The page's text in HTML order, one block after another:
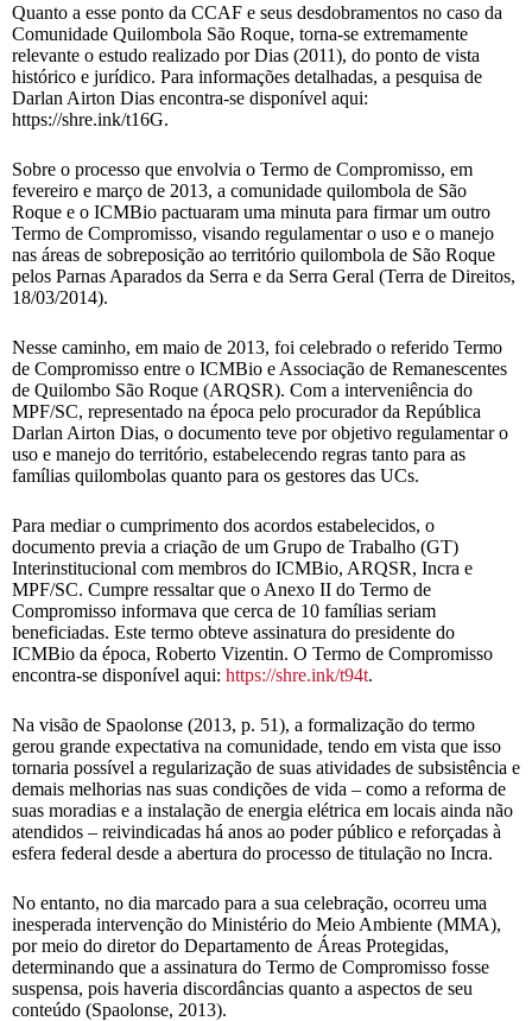
Quanto a esse ponto da CCAF e seus desdobramentos no caso da
Comunidade Quilombola São Roque, torna-se extremamente
relevante o estudo realizado por Dias (2011), do ponto de vista
histórico e jurídico. Para informações detalhadas, a pesquisa de
Darlan Airton Dias encontra-se disponível aqui:
https://shre.ink/t16G.
Sobre o processo que envolvia o Termo de Compromisso, em
fevereiro e março de 2013, a comunidade quilombola de São
Roque e o ICMBio pactuaram uma minuta para firmar um outro
Termo de Compromisso, visando regulamentar o uso e o manejo
nas áreas de sobreposição ao território quilombola de São Roque
pelos Parnas Aparados da Serra e da Serra Geral (Terra de Direitos,
18/03/2014).
Nesse caminho, em maio de 2013, foi celebrado o referido Termo
de Compromisso entre o ICMBio e Associação de Remanescentes
de Quilombo São Roque (ARQSR). Com a interveniência do
MPF/SC, representado na época pelo procurador da República
Darlan Airton Dias, o documento teve por objetivo regulamentar o
uso e manejo do território, estabelecendo regras tanto para as
famílias quilombolas quanto para os gestores das UCs.
Para mediar o cumprimento dos acordos estabelecidos, o
documento previa a criação de um Grupo de Trabalho (GT)
Interinstitucional com membros do ICMBio, ARQSR, Incra e
MPF/SC. Cumpre ressaltar que o Anexo II do Termo de
Compromisso informava que cerca de 10 famílias seriam
beneficiadas. Este termo obteve assinatura do presidente do
ICMBio da época, Roberto Vizentin. O Termo de Compromisso
encontra-se disponível aqui: https://shre.ink/t94t.
Na visão de Spaolonse (2013, p. 51), a formalização do termo
gerou grande expectativa na comunidade, tendo em vista que isso
tornaria possível a regularização de suas atividades de subsistência e
demais melhorias nas suas condições de vida – como a reforma de
suas moradias e a instalação de energia elétrica em locais ainda não
atendidos – reivindicadas há anos ao poder público e reforçadas à
esfera federal desde a abertura do processo de titulação no Incra.
No entanto, no dia marcado para a sua celebração, ocorreu uma
inesperada intervenção do Ministério do Meio Ambiente (MMA),
por meio do diretor do Departamento de Áreas Protegidas,
determinando que a assinatura do Termo de Compromisso fosse
suspensa, pois haveria discordâncias quanto a aspectos de seu
conteúdo (Spaolonse, 2013).